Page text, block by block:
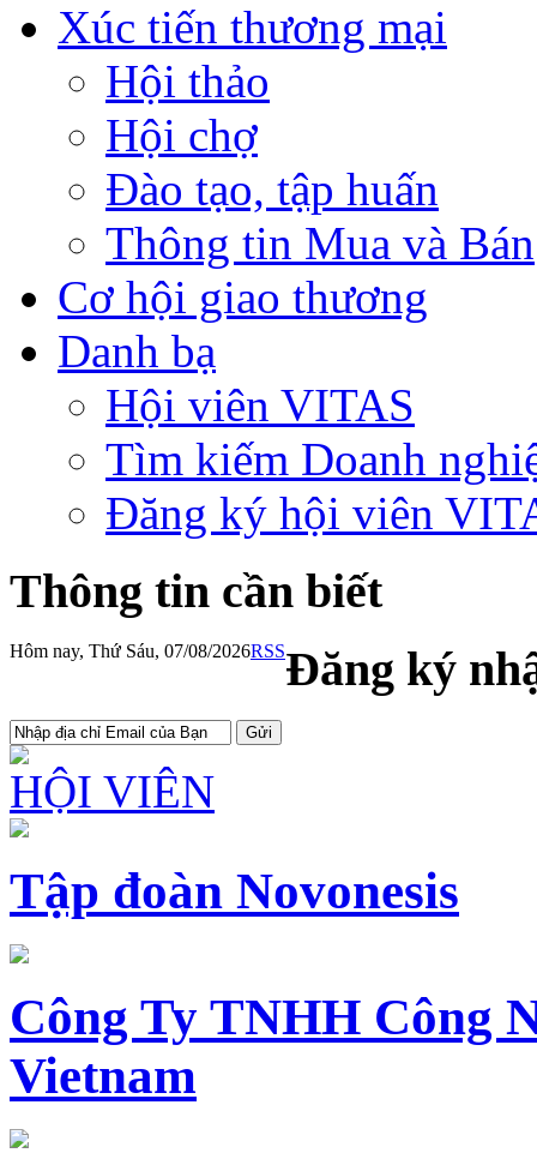
Xúc tiến thương mại
Hội thảo
Hội chợ
Đào tạo, tập huấn
Thông tin Mua và Bán
Cơ hội giao thương
Danh bạ
Hội viên VITAS
Tìm kiếm Doanh
Đăng ký hội viên
Thông tin cần biết
Hôm nay, Thứ Sáu, 07/08/2026RSSĐăng ký
HỘI VIÊN
Tập đoàn Novonesis
Công Ty TNHH Công
Vietnam